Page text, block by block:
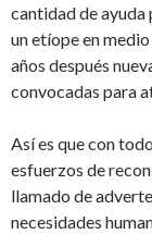
cantidad de ayuda
un etíope en medio
años después
convocadas para
Así es que con
esfuerzos de
llamado de
necesidades